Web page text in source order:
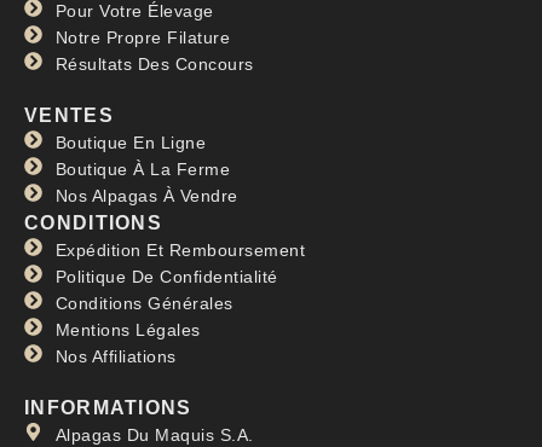
Pour Votre Élevage
Notre Propre Filature
Résultats Des Concours
VENTES
Boutique En Ligne
Boutique À La Ferme
Nos Alpagas À Vendre
CONDITIONS
Expédition Et Remboursement
Politique De Confidentialité
Conditions Générales
Mentions Légales
Nos Affiliations
INFORMATIONS
Alpagas Du Maquis S.A.